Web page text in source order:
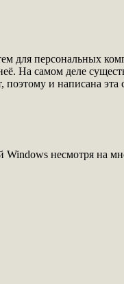
для персональных
На самом деле
и написана
Windows несмотря на